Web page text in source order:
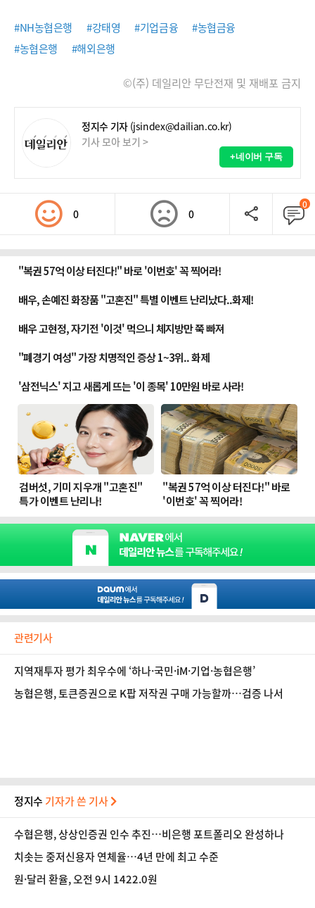
#NH농협은행 #강태영 #기업금융
#농협금융
#농협은행
#해외은행
©(주) 데일리안 무단전재 및 재배포 금지
정지수 기자 (jsindex@dailian.co.kr)
기사 모아 보기 >
+네이버 구독
0 0
0
관련기사
지역재투자 평가 최우수에 ‘하나·국민·iM·기업·농협은행’
농협은행, 토큰증권으로 K팝 저작권 구매 가능할까…검증 나서
정지수 기자가 쓴 기사
수협은행, 상상인증권 인수 추진…비은행 포트폴리오 완성하나
치솟는 중저신용자 연체율…4년 만에 최고 수준
원·달러 환율, 오전 9시 1422.0원